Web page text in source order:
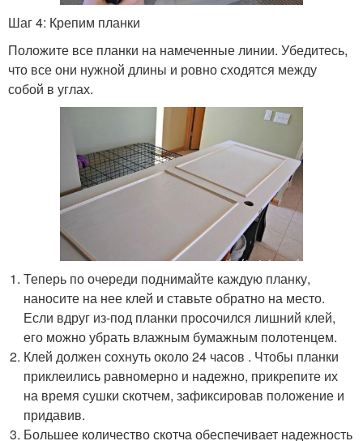
Шаг 4: Крепим планки
Положите все планки на намеченные линии. Убедитесь,
что все они нужной длины и ровно сходятся между
собой в углах.
Теперь по очереди поднимайте каждую планку,
наносите на нее клей и ставьте обратно на место.
Если вдруг из-под планки просочился лишний клей,
его можно убрать влажным бумажным полотенцем.
Клей должен сохнуть около 24 часов . Чтобы планки
приклеились равномерно и надежно, прикрепите их
на время сушки скотчем, зафиксировав положение и
придавив.
Большее количество скотча обеспечивает надежность